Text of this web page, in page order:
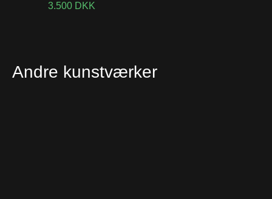
3.500 DKK
Andre kunstværker